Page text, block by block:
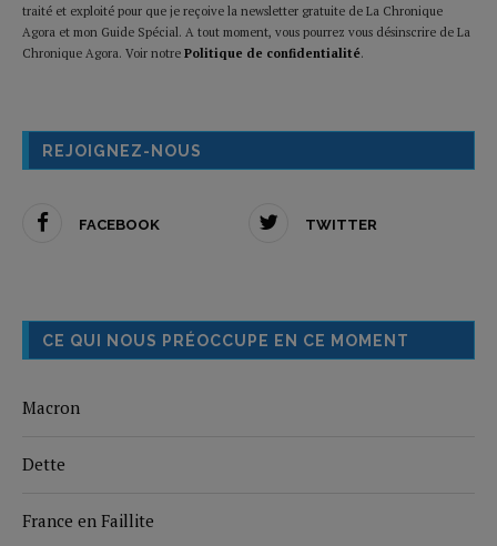
traité et exploité pour que je reçoive la newsletter gratuite de La Chronique
Agora et mon Guide Spécial. A tout moment, vous pourrez vous désinscrire de La
Chronique Agora. Voir notre Politique de confidentialité.
REJOIGNEZ-NOUS
FACEBOOK TWITTER
CE QUI NOUS PRÉOCCUPE EN CE MOMENT
Macron
Dette
France en Faillite